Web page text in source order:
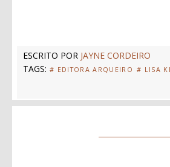
ESCRITO POR JAYNE CORDEIRO
TAGS: # EDITORA ARQUEIRO # LISA